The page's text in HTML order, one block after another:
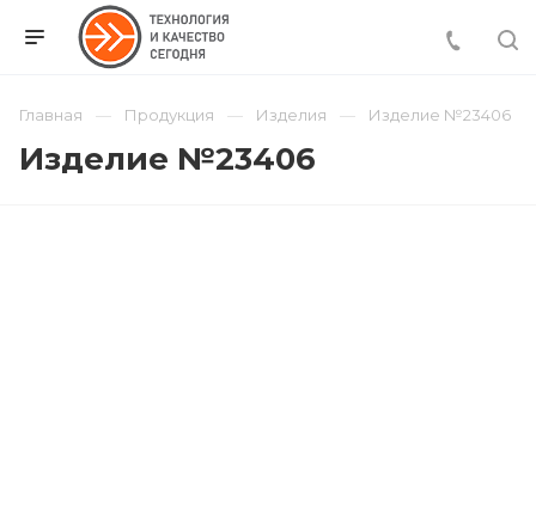
Главная Продукция Изделия Изделие №23406
Изделие №23406